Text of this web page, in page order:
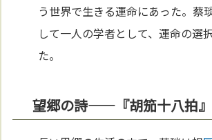
う世界で生きる運命にあった。蔡
して一人の学者として、運命の選
た。
望郷の詩——『胡笳十八拍